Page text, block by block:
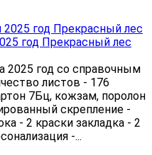
год Прекрасный лес
2025 год со справочным
листов - 176
7Бц, кожзам, поролон
скрепление -
- 2 краски закладка - 2
-...